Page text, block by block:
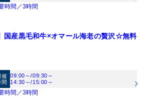
時間／3時間
国産黒毛和牛×オマール海老の贅沢☆無料
催
間
09:00～/09:30～
14:30～/15:00～
時間／3時間